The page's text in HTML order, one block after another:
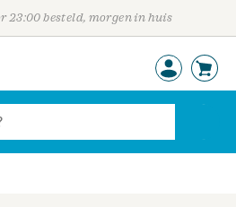
23:00 besteld, morgen in huis